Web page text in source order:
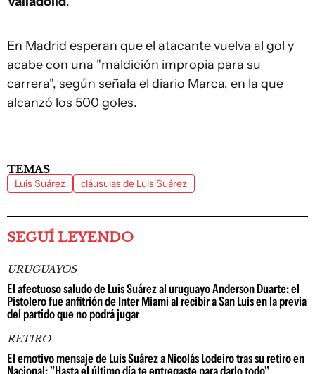
En Madrid esperan que el atacante vuelva al gol y
acabe con una "maldición impropia para su
carrera", según señala el diario Marca, en la que
alcanzó los 500 goles.
TEMAS
Luis Suárez cláusulas de Luis Suárez
SEGUÍ LEYENDO
URUGUAYOS
El afectuoso saludo de Luis Suárez al uruguayo Anderson Duarte: el
Pistolero fue anfitrión de Inter Miami al recibir a San Luis en la previa
del partido que no podrá jugar
RETIRO
El emotivo mensaje de Luis Suárez a Nicolás Lodeiro tras su retiro en